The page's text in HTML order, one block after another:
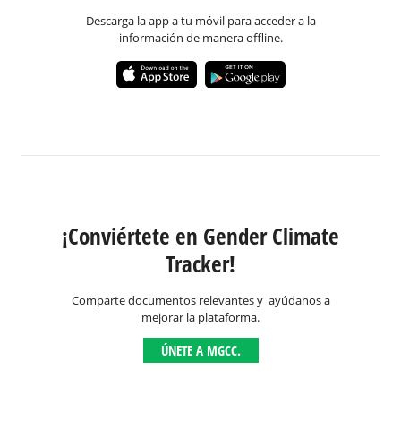
Descarga la app a tu móvil para acceder a la
información de manera offline.
¡Conviértete en Gender Climate
Tracker!
Comparte documentos relevantes y ayúdanos a
mejorar la plataforma.
ÚNETE A MGCC.